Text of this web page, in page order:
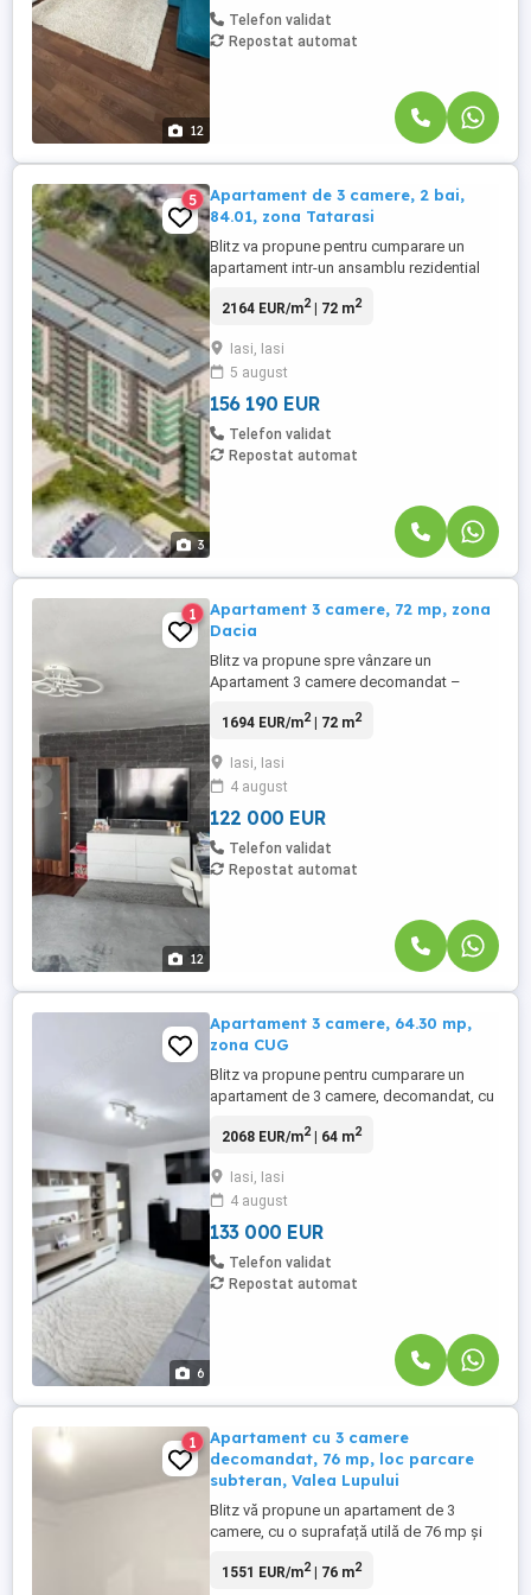
12
Telefon validat
Repostat automat
3
5
Apartament de 3 camere, 2 bai,
84.01, zona Tatarasi
Blitz va propune pentru cumparare un
apartament intr-un ansamblu rezidential
de 72.18 mp utili +11.83mp de balcon si
18.1mp, 1 bucatarie inchisa, 2 bai.
Proiectul este realizat la cele mai inalte
standarde de calitate ...
2164 EUR/m2| 72 m2
Iasi, Iasi
5 august
156 190 EUR
Telefon validat
Repostat automat
12
1
Apartament 3 camere, 72 mp, zona
Dacia
Blitz va propune spre vânzare un
Apartament 3 camere decomandat –
Tip locuință: Apartament cu 3 camere,
spațios și bine compartimentat, situat într-
o zonă liniștită și bine conectată la
principalele puncte de interes din ...
1694 EUR/m2| 72 m2
Iasi, Iasi
4 august
122 000 EUR
Telefon validat
Repostat automat
6
Apartament 3 camere, 64.30 mp,
zona CUG
Blitz va propune pentru cumparare un
apartament de 3 camere, decomandat, cu
1 living, 2 dormitoare, 1 baie si 1 bucatarie
Apartamentul a fost renovat in 2023 si
beneficiaza de instalatii termice si sanitare
noi, calorifere ...
2068 EUR/m2| 64 m2
Iasi, Iasi
4 august
133 000 EUR
Telefon validat
Repostat automat
1
Apartament cu 3 camere
decomandat, 76 mp, loc parcare
subteran, Valea Lupului
Blitz vă propune un apartament de 3
camere, cu o suprafață utilă de 76 mp și
excelentă, perfect pentru o familie sau
1551 EUR/m2| 76 m2